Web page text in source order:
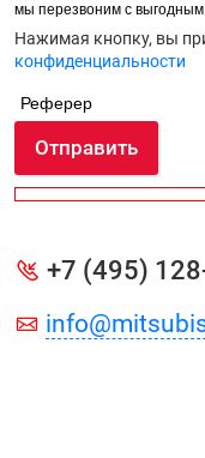
мы перезвоним с
Нажимая кнопку, вы
конфиденциальности
Реферер
Отправить
+7 (495)